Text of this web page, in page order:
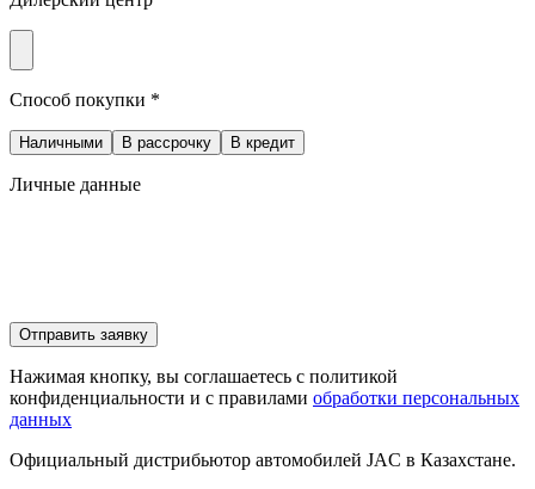
Способ покупки *
Наличными В рассрочку В кредит
Личные данные
Отправить заявку
Нажимая кнопку, вы соглашаетесь с политикой
конфиденциальности и с правилами обработки персональных
данных
Официальный дистрибьютор автомобилей JAC в Казахстане.